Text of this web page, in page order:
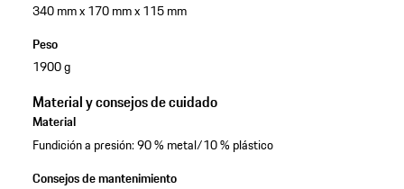
340 mm x 170 mm x 115 mm
Peso
1900 g
Material y consejos de cuidado
Material
Fundición a presión: 90 % metal/10 % plástico
Consejos de mantenimiento